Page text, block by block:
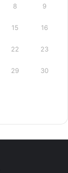
8 9
15 16
22 23
29 30